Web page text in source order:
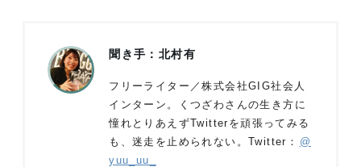
聞き手：北村有
フリーライター／株式会社GIG社会人
インターン。くつざわさんの生き方に
憧れとりあえずTwitterを頑張ってみる
も、迷走を止められない。Twitter： @
yuu_uu_